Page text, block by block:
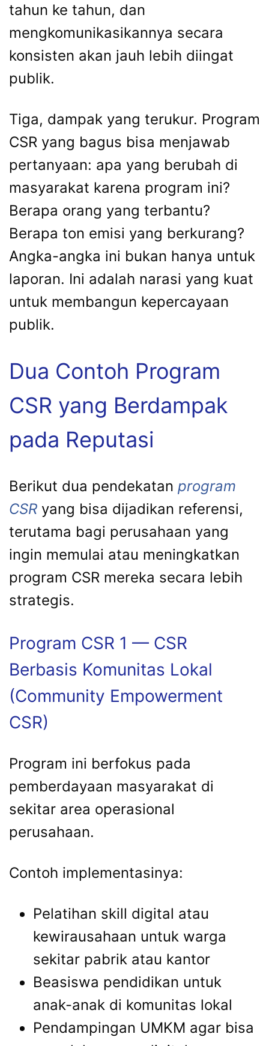
tahun ke tahun, dan
mengkomunikasikannya secara
konsisten akan jauh lebih diingat
publik.
Tiga, dampak yang terukur. Program
CSR yang bagus bisa menjawab
pertanyaan: apa yang berubah di
masyarakat karena program ini?
Berapa orang yang terbantu?
Berapa ton emisi yang berkurang?
Angka-angka ini bukan hanya untuk
laporan. Ini adalah narasi yang kuat
untuk membangun kepercayaan
publik.
Dua Contoh Program
CSR yang Berdampak
pada Reputasi
Berikut dua pendekatan program
CSR yang bisa dijadikan referensi,
terutama bagi perusahaan yang
ingin memulai atau meningkatkan
program CSR mereka secara lebih
strategis.
Program CSR 1 — CSR
Berbasis Komunitas Lokal
(Community Empowerment
CSR)
Program ini berfokus pada
pemberdayaan masyarakat di
sekitar area operasional
perusahaan.
Contoh implementasinya:
Pelatihan skill digital atau
kewirausahaan untuk warga
sekitar pabrik atau kantor
Beasiswa pendidikan untuk
anak-anak di komunitas lokal
Pendampingan UMKM agar bisa